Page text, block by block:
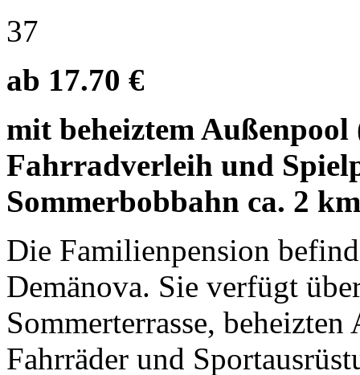
37
ab 17.70 €
mit beheiztem
Fahrradverleih und
Sommerbobbahn ca. 2 km
Die Familienpension
Demänova. Sie verfügt
Sommerterrasse,
Fahrräder und